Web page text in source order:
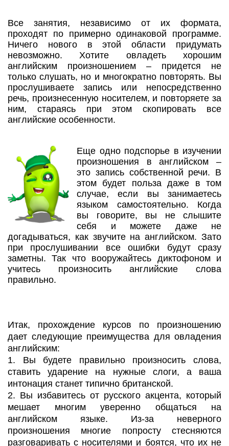
Все занятия, независимо от их формата,
проходят по примерно одинаковой программе.
Ничего нового в этой области придумать
невозможно. Хотите овладеть хорошим
английским произношением – придется не
только слушать, но и многократно повторять. Вы
прослушиваете запись или непосредственно
речь, произнесенную носителем, и повторяете за
ним, стараясь при этом скопировать все
английские особенности.
Еще одно подспорье в изучении
произношения в английском –
это запись собственной речи. В
этом будет польза даже в том
случае, если вы занимаетесь
языком самостоятельно. Когда
вы говорите, вы не слышите
себя и можете даже не
догадываться, как звучите на английском. Зато
при прослушивании все ошибки будут сразу
заметны. Так что вооружайтесь диктофоном и
учитесь произносить английские слова
правильно.
Итак, прохождение курсов по произношению
дает следующие преимущества для овладения
английским:
1. Вы будете правильно произносить слова,
ставить ударение на нужные слоги, а ваша
интонация станет типично британской.
2. Вы избавитесь от русского акцента, который
мешает многим уверенно общаться на
английском языке. Из-за неверного
произношения многие попросту стесняются
разговаривать с носителями и боятся, что их не